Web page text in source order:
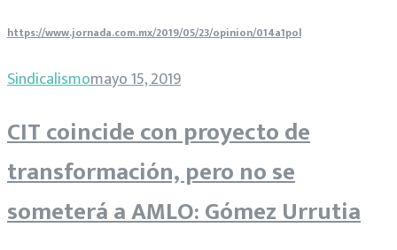
https://www.jornada.com.mx/2019/05/23/opinion/014a1pol
Sindicalismomayo 15, 2019
CIT coincide con proyecto de
transformación, pero no se
someterá a AMLO: Gómez Urrutia